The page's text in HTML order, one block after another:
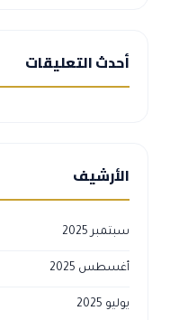
أحدث التعليقات
الأرشيف
سبتمبر 2025
أغسطس 2025
يوليو 2025